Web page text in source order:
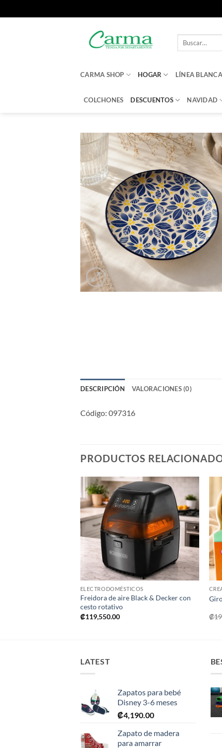
Buscar
CARMA SHOP HOGAR LÍNEA BLANCA
COLCHONES DESCUENTOS NAVIDAD
DESCRIPCIÓN VALORACIONES (0)
Código: 097316
PRODUCTOS
Añadir
a la
lista de
deseos
+
ELECTRODOMÉSTICOS
Freidora de aire Black & Decker con
cesto rotativo
₡119,550.00 ₡
LATEST
Zapatos para bebé
Disney 3-6 meses
₡4,190.00
Zapato de madera
para amarrar